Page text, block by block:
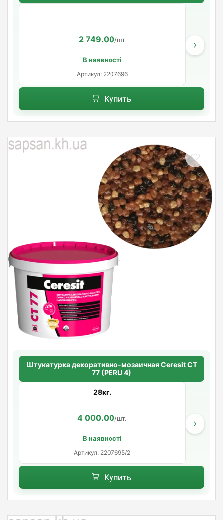
2 749.00/шт
В наявності
Артикул: 2207696
›
Купить
Штукатурка декоративно-мозаичная Ceresit CT
77 (PERU 4)
28кг.
4 000.00/шт.
В наявності
Артикул: 2207695/2
›
Купить